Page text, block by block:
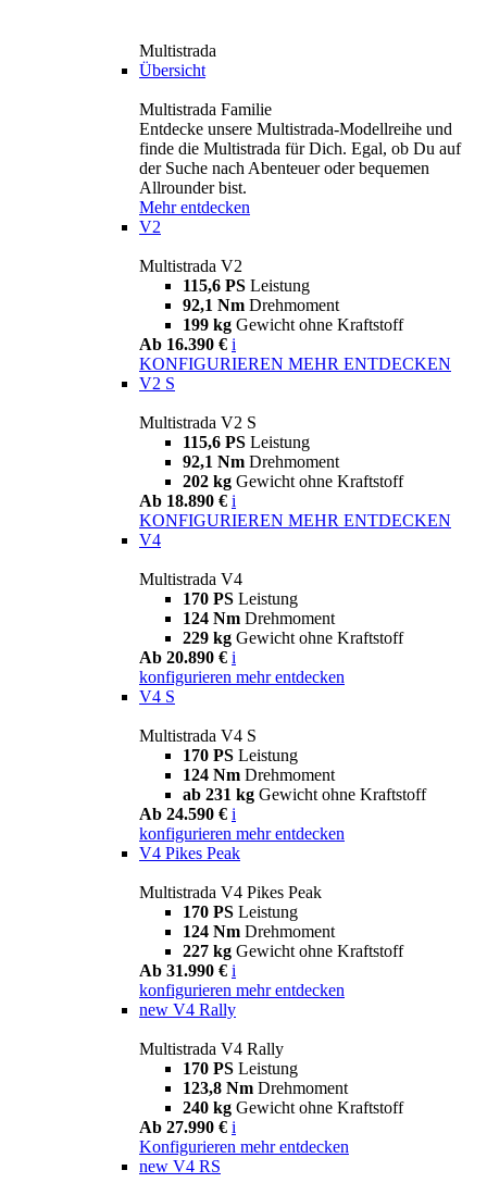
Multistrada
Übersicht
Multistrada Familie
Entdecke unsere Multistrada-Modellreihe und
finde die Multistrada für Dich. Egal, ob Du auf
der Suche nach Abenteuer oder bequemen
Allrounder bist.
Mehr entdecken
V2
Multistrada V2
115,6 PS Leistung
92,1 Nm Drehmoment
199 kg Gewicht ohne Kraftstoff
Ab 16.390 € i
KONFIGURIEREN MEHR ENTDECKEN
V2 S
Multistrada V2 S
115,6 PS Leistung
92,1 Nm Drehmoment
202 kg Gewicht ohne Kraftstoff
Ab 18.890 € i
KONFIGURIEREN MEHR ENTDECKEN
V4
Multistrada V4
170 PS Leistung
124 Nm Drehmoment
229 kg Gewicht ohne Kraftstoff
Ab 20.890 € i
konfigurieren mehr entdecken
V4 S
Multistrada V4 S
170 PS Leistung
124 Nm Drehmoment
ab 231 kg Gewicht ohne Kraftstoff
Ab 24.590 € i
konfigurieren mehr entdecken
V4 Pikes Peak
Multistrada V4 Pikes Peak
170 PS Leistung
124 Nm Drehmoment
227 kg Gewicht ohne Kraftstoff
Ab 31.990 € i
konfigurieren mehr entdecken
new V4 Rally
Multistrada V4 Rally
170 PS Leistung
123,8 Nm Drehmoment
240 kg Gewicht ohne Kraftstoff
Ab 27.990 € i
Konfigurieren mehr entdecken
new V4 RS